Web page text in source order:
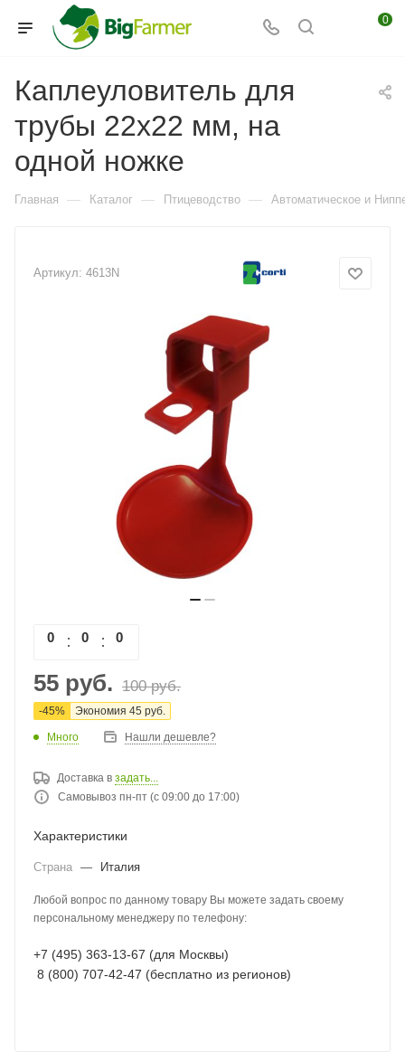
0
Каплеуловитель для
трубы 22х22 мм, на
одной ножке
Главная — Каталог — Птицеводство — Автоматическое и
Артикул: 4613N
0 0 0
55 руб. 100руб.
-45% Экономия 45 руб.
Много Нашли дешевле?
Доставка в задать...
Самовывоз пн-пт (с 09:00 до 17:00)
Характеристики
Страна — Италия
Любой вопрос по данному товару Вы можете задать своему
персональному менеджеру по телефону:
+7 (495) 363-13-67 (для Москвы)
8 (800) 707-42-47 (бесплатно из регионов)